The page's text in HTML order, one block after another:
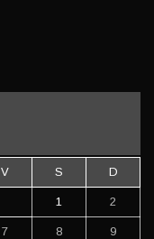
V S D
1 2
7 8 9